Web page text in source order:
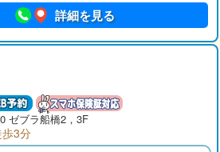
詳細を見る
ゼブラ船橋2，3F
3分